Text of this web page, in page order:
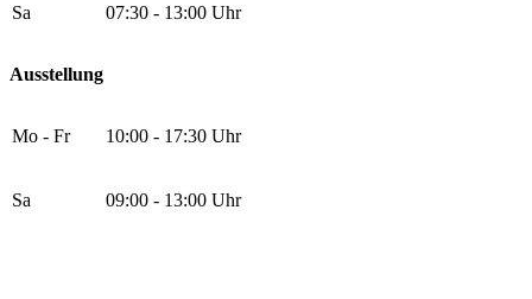
Sa 07:30 - 13:00 Uhr
Ausstellung
Mo - Fr 10:00 - 17:30 Uhr
Sa 09:00 - 13:00 Uhr